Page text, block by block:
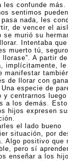
les confunde
sentimos
pasa nada, les
de vencer el
se murió su
Intentaba
muerto tú,
A partir
implícitamente, le
manifestar
de llorar con
especie de
y centrarnos
a los demás.
hijos expresen
el lado bueno
situación, por
Algo positivo que
pero sí
enseñar a los